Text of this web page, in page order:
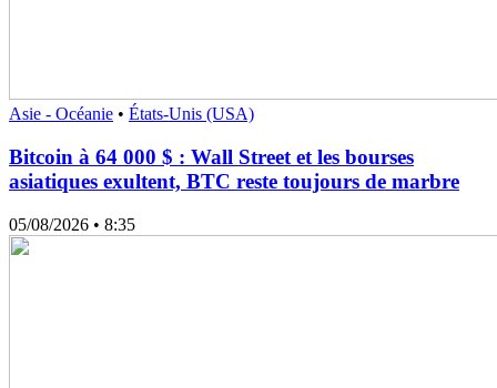
Asie - Océanie • États-Unis (USA)
Bitcoin à 64 000 $ : Wall Street et les bourses
asiatiques exultent, BTC reste toujours de marbre
05/08/2026 • 8:35